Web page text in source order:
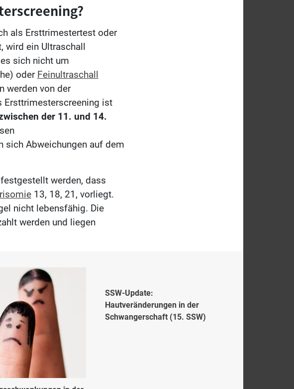
als Ersttrimestertest oder
wird ein Ultraschall
sich nicht um
oder Feinultraschall
werden von der
Ersttrimesterscreening ist
der 11. und 14.
sich Abweichungen auf dem
werden, dass
13, 18, 21, vorliegt.
nicht lebensfähig. Die
werden und liegen
SSW-Update:
Hautveränderungen in der
Schwangerschaft (15. SSW)